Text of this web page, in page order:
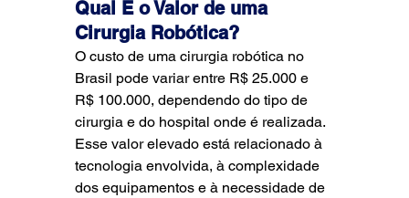
Qual É o Valor de uma
Cirurgia Robótica?
O custo de uma cirurgia robótica no
Brasil pode variar entre R$ 25.000 e
R$ 100.000, dependendo do tipo de
cirurgia e do hospital onde é realizada.
Esse valor elevado está relacionado à
tecnologia envolvida, à complexidade
dos equipamentos e à necessidade de